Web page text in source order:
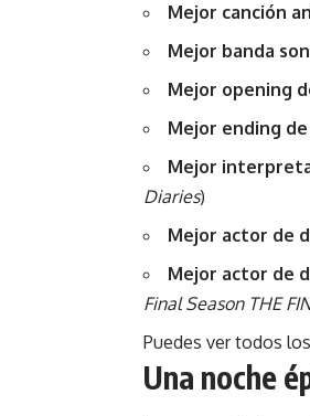
Mejor canción
Mejor banda
Mejor opening
Mejor ending
Mejor
Diaries)
Mejor actor de
Mejor actor de
Final Season THE
Puedes ver todos
Una noche